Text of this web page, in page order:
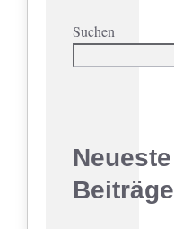
Suchen
Neueste
Beiträge